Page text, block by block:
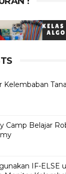
Kelembaban
Camp Belajar
IF-ELSE